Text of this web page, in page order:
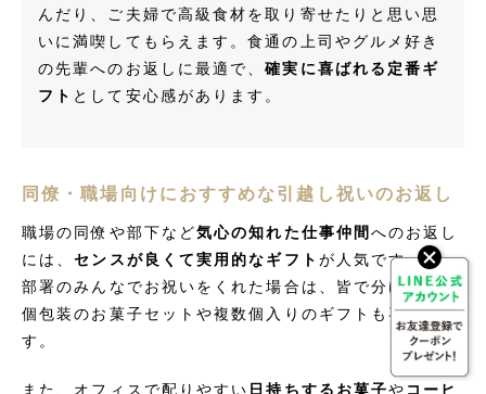
んだり、ご夫婦で高級食材を取り寄せたりと思い思
いに満喫してもらえます。食通の上司やグルメ好き
の先輩へのお返しに最適で、確実に喜ばれる定番ギ
フト として安心感があります。
同僚・職場向けにおすすめな引越し祝いのお返し
職場の同僚や部下など気心の知れた仕事仲間 へのお返し
には、センスが良くて実用的なギフト が人気です。
部署のみんなでお祝いをくれた場合は、皆で分けられる
個包装のお菓子セットや複数個入りのギフトも喜ばれま
す。
また、オフィスで配りやすい 日持ちするお菓子や コーヒ